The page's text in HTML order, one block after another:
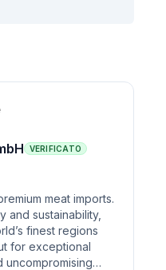
VERIFICATO
meat imports.
and sustainability,
finest regions
for exceptional
uncompromising…